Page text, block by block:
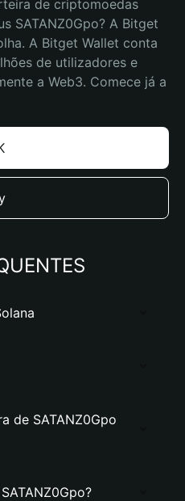
de criptomoedas
SATANZ0Gpo? A Bitget
A Bitget Wallet conta
de utilizadores e
a Web3. Comece já a
de SATANZ0Gpo